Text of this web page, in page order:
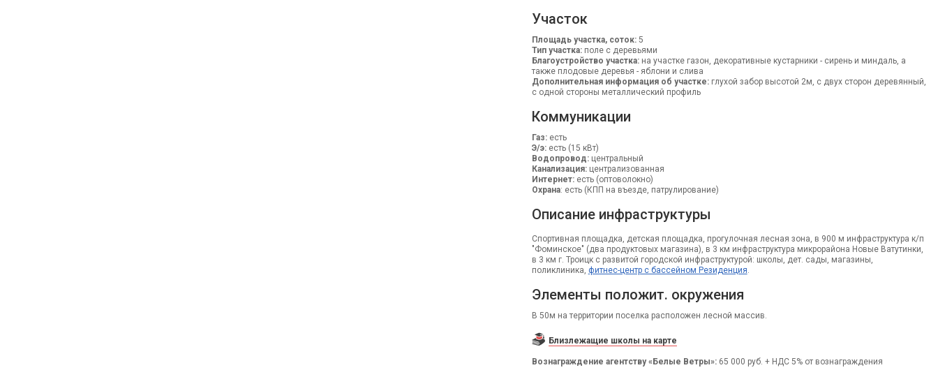
Участок
Площадь участка, соток:5
Тип участка:поле с деревьями
Благоустройство участка:на участке газон, декоративные кустарники - сирень и миндаль, а
также плодовые деревья - яблони и слива
Дополнительная информация об участке:глухой забор высотой 2м, с двух сторон деревянный,
с одной стороны металлический профиль
Коммуникации
Газ:есть
Э/э:есть (15 кВт)
Водопровод:центральный
Канализация:централизованная
Интернет:есть (оптоволокно)
Охрана: есть (КПП на въезде, патрулирование)
Описание инфраструктуры
Спортивная площадка, детская площадка, прогулочная лесная зона, в 900 м инфраструктура к/п
"Фоминское" (два продуктовых магазина), в 3 км инфраструктура микрорайона Новые Ватутинки,
в 3 км г. Троицк с развитой городской инфраструктурой: школы, дет. сады, магазины,
поликлиника, фитнес-центр с бассейном Резиденция.
Элементы положит. окружения
В 50м на территории поселка расположен лесной массив.
Близлежащие школы на карте
Вознаграждение агентству «Белые Ветры»:65 000 руб. + НДС 5% от вознаграждения